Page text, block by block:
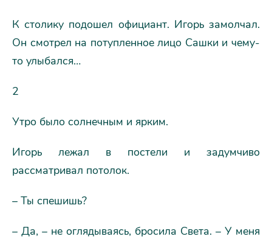
К столику подошел официант. Игорь замолчал.
Он смотрел на потупленное лицо Сашки и чему-
то улыбался…
2
Утро было солнечным и ярким.
Игорь лежал в постели и задумчиво
рассматривал потолок.
– Ты спешишь?
– Да, – не оглядываясь, бросила Света. – У меня